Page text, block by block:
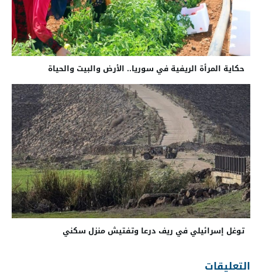
حكاية المرأة الريفية في سوريا.. الأرض والبيت والحياة
توغل إسرائيلي في ريف درعا وتفتيش منزل سكني
التعليقات